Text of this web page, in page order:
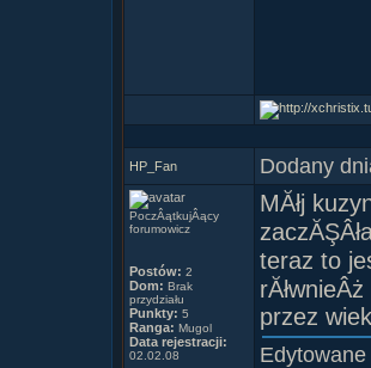
HP_Fan Dodany
PoczÂątkujÂący
forumowicz
Postów: 2
Dom: Brak
przydziału
Punkty: 5
Ranga: Mugol
Data rejestracji:
02.02.08
MĂłj
teraz to
przez